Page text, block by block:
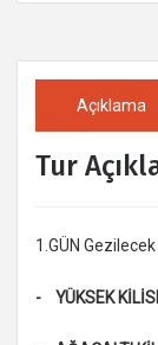
Açıklama
Tur
1.GÜN
- YÜKSEK